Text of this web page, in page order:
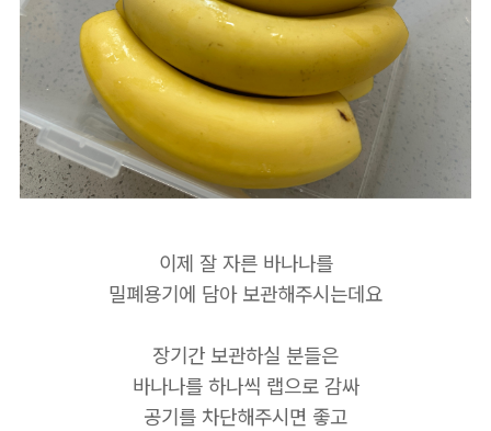
이제 잘 자른 바나나를
밀폐용기에 담아 보관해주시는데요
장기간 보관하실 분들은
바나나를 하나씩 랩으로 감싸
공기를 차단해주시면 좋고